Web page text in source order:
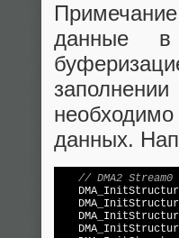
данные в
данных.
// DMA2